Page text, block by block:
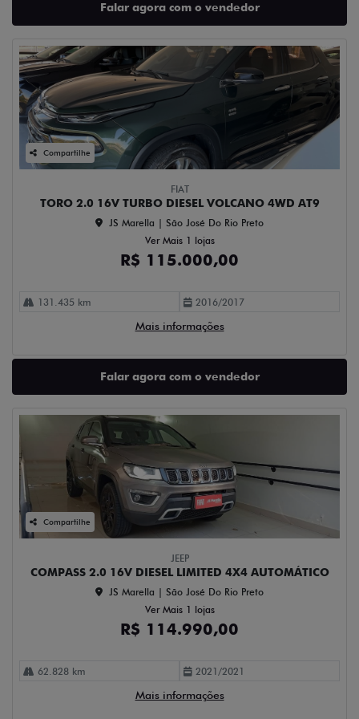
Falar agora com o vendedor
Compartilhe
FIAT
TORO 2.0 16V TURBO DIESEL VOLCANO 4WD AT9
JS Marella | São José Do Rio Preto
Ver Mais 1 lojas
R$ 115.000,00
131.435 km 2016/2017
Mais informações
Falar agora com o vendedor
Compartilhe
JEEP
COMPASS 2.0 16V DIESEL LIMITED 4X4 AUTOMÁTICO
JS Marella | São José Do Rio Preto
Ver Mais 1 lojas
R$ 114.990,00
62.828 km 2021/2021
Mais informações